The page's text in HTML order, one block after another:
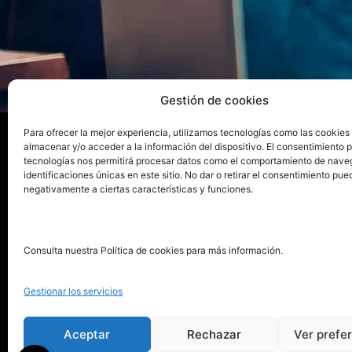
Gestión de cookies
Para ofrecer la mejor experiencia, utilizamos tecnologías como las cookies
almacenar y/o acceder a la información del dispositivo. El consentimiento
tecnologías nos permitirá procesar datos como el comportamiento de
identificaciones únicas en este sitio. No dar o retirar el consentimiento
negativamente a ciertas características y funciones.
Consulta nuestra Política de cookies para más información.
Gestionar los servicios
Aceptar Rechazar Ver
pionero de autoedición
911 413 306
info@puntorojolibros.com
La